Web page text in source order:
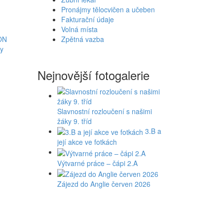
Pronájmy tělocvičen a učeben
Fakturační údaje
Volná místa
Zpětná vazba
Nejnovější fotogalerie
Slavnostní rozloučení s našimi
žáky 9. tříd
3.B a
její akce ve fotkách
Výtvarné práce – čápi 2.A
Zájezd do Anglie červen 2026